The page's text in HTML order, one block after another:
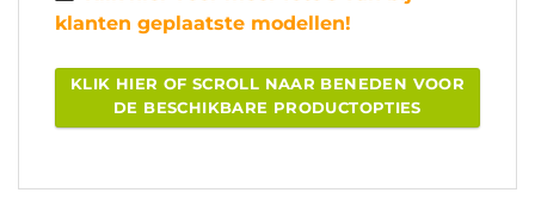
klanten geplaatste modellen!
KLIK HIER OF SCROLL NAAR BENEDEN VOOR
DE BESCHIKBARE PRODUCTOPTIES